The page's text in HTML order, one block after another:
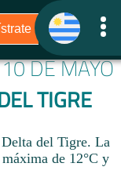
DE MAYO
TIGRE
del Tigre. La
de 12°C y